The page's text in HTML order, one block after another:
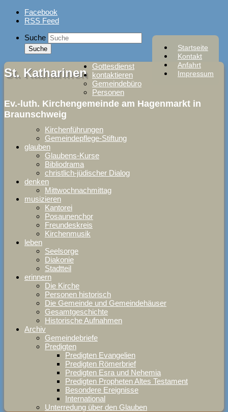
Skip
Facebook
RSS Feed
Startseite
Kontakt
Anfahrt
Impressum
Suche
St. Katharinen
Ev.-luth. Kirchengemeinde am Hagenmarkt in
Braunschweig
Gottesdienst
kontaktieren
Gemeindebüro
Personen
Kirchenführungen
Gemeindepflege-Stiftung
glauben
Glaubens-Kurse
Bibliodrama
christlich-jüdischer Dialog
denken
Mittwochnachmittag
musizieren
Kantorei
Posaunenchor
Freundeskreis
Kirchenmusik
leben
Seelsorge
Diakonie
Stadtteil
erinnern
Die Kirche
Personen historisch
Die Gemeinde und Gemeindehäuser
Gesamtgeschichte
Historische Aufnahmen
Archiv
Gemeindebriefe
Predigten
Predigten Evangelien
Predigten Römerbrief
Predigten Esra und Nehemia
Predigten Propheten Altes Testament
Besondere Ereignisse
International
Unterredung über den Glauben